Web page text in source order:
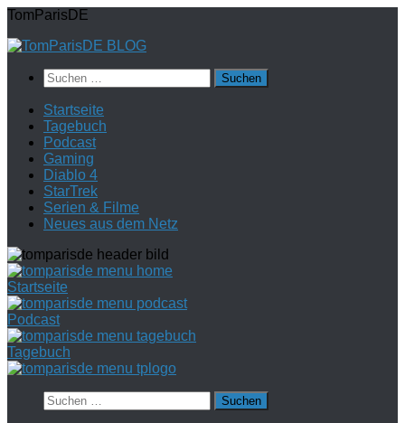
Zum
springen
TomParisDE
Suchen
nach:
Startseite
Tagebuch
Podcast
Gaming
Diablo 4
StarTrek
Serien & Filme
Neues aus dem Netz
Startseite
Podcast
Tagebuch
Suchen
nach: